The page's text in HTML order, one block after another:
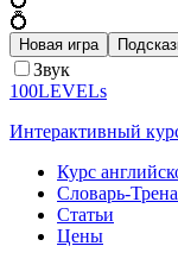
💍
Новая игра
Звук
100LEVELs
Интерактивный
Курс
Словарь-
Статьи
Цены